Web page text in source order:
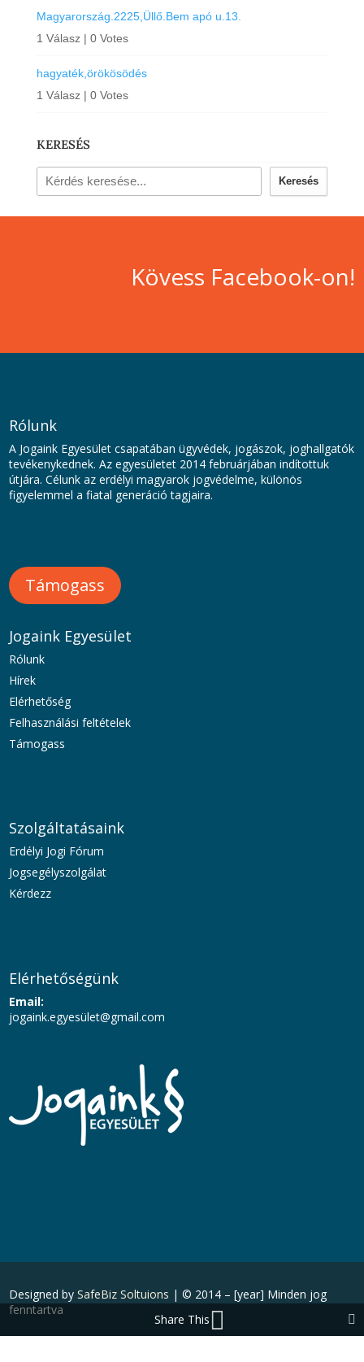
Magyarország.2225,Üllő.Bem apó u.13.
1 Válasz | 0 Votes
hagyaték,örökösödés
1 Válasz | 0 Votes
KERESÉS
Keresés
Kövess Facebook-on!
Rólunk
A Jogaink Egyesület csapatában ügyvédek, jogászok, joghallgatók
tevékenykednek. Az egyesületet 2014 februárjában indítottuk
útjára. Célunk az erdélyi magyarok jogvédelme, különös
figyelemmel a fiatal generáció tagjaira.
Támogass
Jogaink Egyesület
Rólunk
Hírek
Elérhetőség
Felhasználási feltételek
Támogass
Szolgáltatásaink
Erdélyi Jogi Fórum
Jogsegélyszolgálat
Kérdezz
Elérhetőségünk
Email:
jogaink.egyesület@gmail.com
Designed bySafeBiz Soltuions | © 2014 – [year] Minden jog
fenntartva
Share This